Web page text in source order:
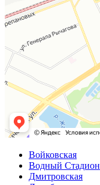
Войковская
Водный Стадион
Дмитровская